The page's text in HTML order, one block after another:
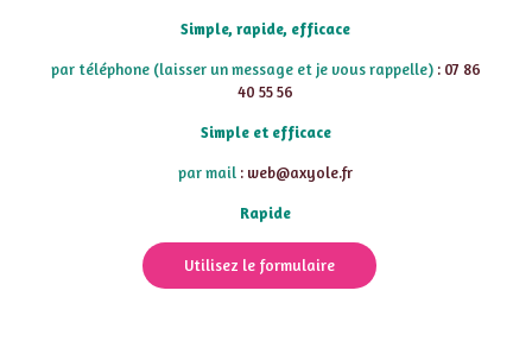
Simple, rapide, efficace
par téléphone (laisser un message et je vous rappelle): 07 86
40 55 56
Simple et efficace
par mail : web@axyole.fr
Rapide
Utilisez le formulaire